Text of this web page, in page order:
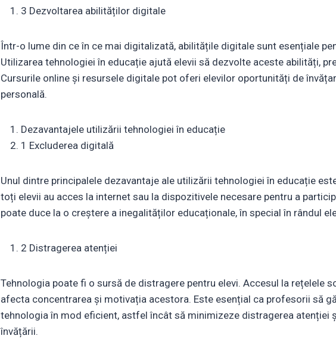
3 Dezvoltarea abilităților digitale
Într-o lume din ce în ce mai digitalizată, abilitățile digitale sunt esențiale
Utilizarea tehnologiei în educație ajută elevii să dezvolte aceste abilități,
Cursurile online și resursele digitale pot oferi elevilor oportunități de
personală.
Dezavantajele utilizării tehnologiei în educație
1 Excluderea digitală
Unul dintre principalele dezavantaje ale utilizării tehnologiei în educație
toți elevii au acces la internet sau la dispozitivele necesare pentru a
poate duce la o creștere a inegalităților educaționale, în special în rândul
2 Distragerea atenției
Tehnologia poate fi o sursă de distragere pentru elevi. Accesul la rețelele
afecta concentrarea și motivația acestora. Este esențial ca profesorii să
tehnologia în mod eficient, astfel încât să minimizeze distragerea atenției
învățării.